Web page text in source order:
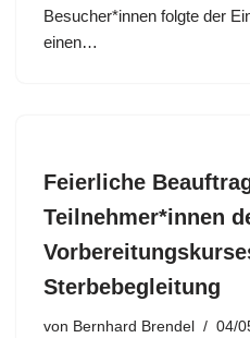
Besucher*innen folgte der
einen…
Feierliche
Teilnehmer*innen
Sterbebegleitung
von Bernhard Brendel 04/